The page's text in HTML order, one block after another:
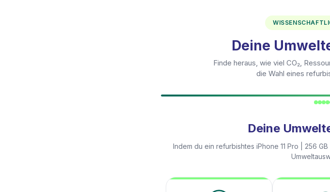
Deine
Finde heraus, wie viel CO₂,
die Wahl eines
Deine
Indem du ein refurbishtes iPhone 11 Pro | 256 GB